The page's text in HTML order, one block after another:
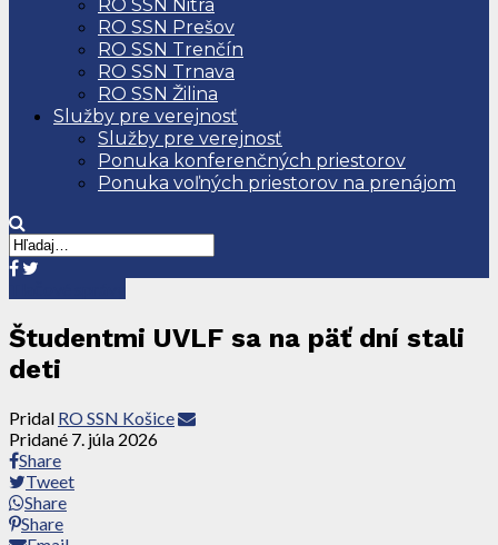
RO SSN Nitra
RO SSN Prešov
RO SSN Trenčín
RO SSN Trnava
RO SSN Žilina
Služby pre verejnosť
Služby pre verejnosť
Ponuka konferenčných priestorov
Ponuka voľných priestorov na prenájom
Študentmi UVLF sa na päť dní stali
deti
Pridal RO SSN Košice
Pridané 7. júla 2026
Share
Tweet
Share
Share